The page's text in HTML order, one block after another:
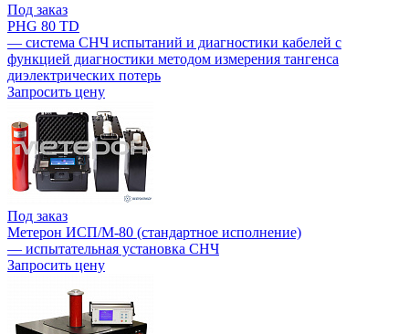
Под заказ
PHG 80 TD
— система СНЧ испытаний и диагностики кабелей с
функцией диагностики методом измерения тангенса
диэлектрических потерь
Запросить цену
Под заказ
Метерон ИСП/М-80 (стандартное исполнение)
— испытательная установка СНЧ
Запросить цену